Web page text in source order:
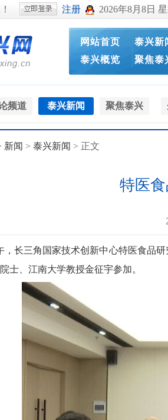
注册 2026年8月8日
网站首页
泰兴概览
泰兴新
聚焦泰
频道 泰兴新闻 聚焦泰兴
新闻 > 泰兴新闻 > 正文
特医
，长三角国家技术创新中心特医食品
士、江南大学教授金征宇参加。